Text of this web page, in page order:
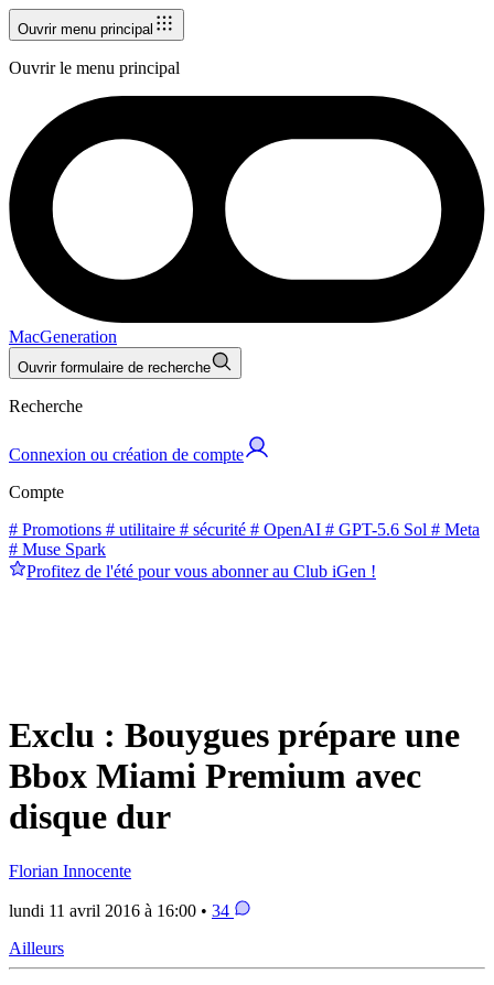
Ouvrir menu principal
Ouvrir le menu principal
MacGeneration
Ouvrir formulaire de recherche
Recherche
Connexion ou création de compte
Compte
# Promotions # utilitaire # sécurité # OpenAI # GPT-5.6 Sol # Meta
# Muse Spark
Profitez de l'été pour vous abonner au Club iGen !
Exclu : Bouygues prépare une
Bbox Miami Premium avec
disque dur
Florian Innocente
lundi 11 avril 2016 à 16:00 • 34
Ailleurs